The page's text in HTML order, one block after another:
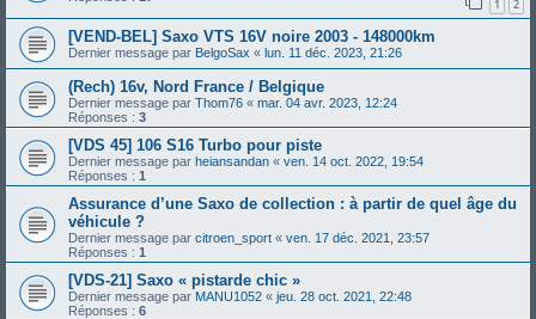
1 2
[VEND-BEL] Saxo VTS 16V noire 2003 - 148000km
Dernier message par BelgoSax « lun. 11 déc. 2023, 21:26
(Rech) 16v, Nord France / Belgique
Dernier message par Thom76 « mar. 04 avr. 2023, 12:24
Réponses : 3
[VDS 45] 106 S16 Turbo pour piste
Dernier message par heiansandan « ven. 14 oct. 2022, 19:54
Réponses : 1
Assurance d’une Saxo de collection : à partir de quel âge du
véhicule ?
Dernier message par citroen_sport « ven. 17 déc. 2021, 23:57
Réponses : 1
[VDS-21] Saxo « pistarde chic »
Dernier message par MANU1052 « jeu. 28 oct. 2021, 22:48
Réponses : 6